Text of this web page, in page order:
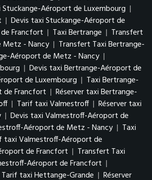
Stuckange-Aéroport de Luxembourg |
| Devis taxi Stuckange-Aéroport de
Francfort | Taxi Bertrange | Transfert
Metz - Nancy | Transfert Taxi Bertrange-
Aéroport de Metz - Nancy |
| Devis taxi Bertrange-Aéroport de
de Luxembourg | Taxi Bertrange-
de Francfort | Réserver taxi Bertrange-
| Tarif taxi Valmestroff | Réserver taxi
| Devis taxi Valmestroff-Aéroport de
Aéroport de Metz - Nancy | Taxi
taxi Valmestroff-Aéroport de
de Francfort | Transfert Taxi
Aéroport de Francfort |
Tarif taxi Hettange-Grande | Réserver